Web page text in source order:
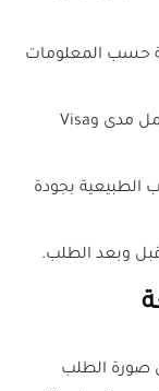
حسب المعلومات
استخدم وسائل دفع إلكترونية متنوعة تشمل مدى وVisa
الطبيعية بجودة
وبعد الطلب.
صورة الطلب